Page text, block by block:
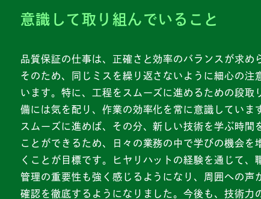
意識して取り組んでいること
品質保証の仕事は、正確さと効率のバランスが求め
そのため、同じミスを繰り返さないように細心の注
います。特に、工程をスムーズに進めるための段取
備には気を配り、作業の効率化を常に意識していま
スムーズに進めば、その分、新しい技術を学ぶ時間
ことができるため、日々の業務の中で学びの機会を
くことが目標です。ヒヤリハットの経験を通じて、
管理の重要性も強く感じるようになり、周囲への声
確認を徹底するようになりました。今後も、技術力